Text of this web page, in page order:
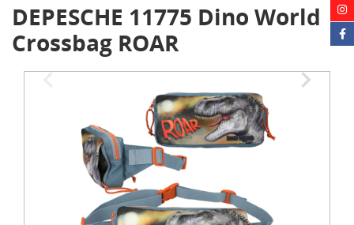
DEPESCHE 11775 Dino World
Crossbag ROAR